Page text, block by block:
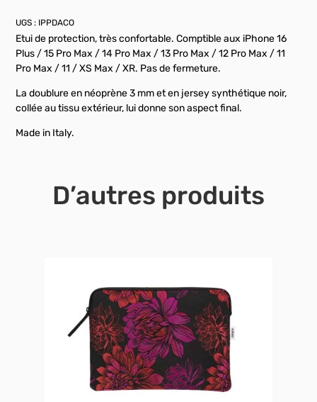
UGS : IPPDACO
Etui de protection, très confortable. Comptible aux iPhone 16
Plus / 15 Pro Max / 14 Pro Max / 13 Pro Max / 12 Pro Max / 11
Pro Max / 11 / XS Max / XR. Pas de fermeture.
La doublure en néoprène 3 mm et en jersey synthétique noir,
collée au tissu extérieur, lui donne son aspect final.
Made in Italy.
D’autres produits